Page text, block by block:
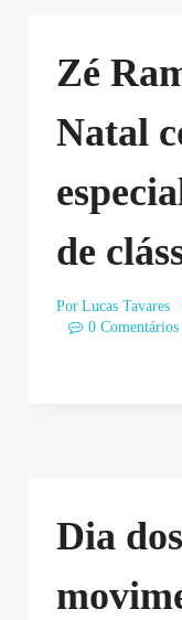
Zé
Natal
de
Por Lucas Tavares
0 Comentários
Dia